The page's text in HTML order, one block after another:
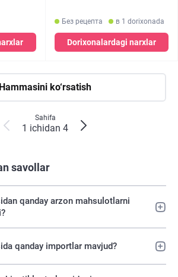
Без рецепта в 1 dorixonada
Dorixonalardagi narxlar
Hammasini ko‘rsatish
Sahifa
1 ichidan 4
savollar
qanday arzon mahsulotlarni
qanday importlar mavjud?